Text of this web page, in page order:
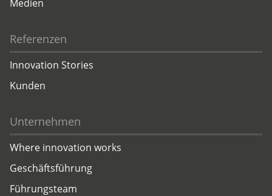
Medien
Referenzen
Innovation Stories
Kunden
Unternehmen
Where innovation works
Geschäftsführung
Führungsteam